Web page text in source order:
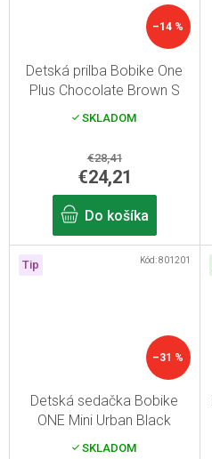
–14 %
Detská prilba Bobike One
Plus Chocolate Brown S
SKLADOM
€28,41
€24,21
Do košíka
Tip
–31 %
Detská sedačka Bobike
ONE Mini Urban Black
SKLADOM
Kód:801201